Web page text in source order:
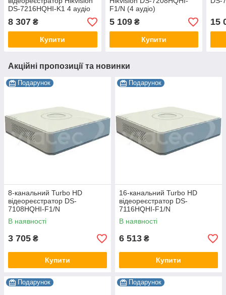
DS-7216HQHI-K1 4 аудіо
8 307 ₴
Купити
F1/N (4 аудіо)
5 109₴
Купити
15
Акційні пропозиції та новинки
Подарунок
8-канальний Turbo HD
відеореєстратор DS-
7108HQHI-F1/N
В наявності
3 705 ₴
Купити
Подарунок
16-канальний Turbo HD
відеореєстратор DS-
7116HQHI-F1/N
В наявності
6 513 ₴
Купити
Подарунок Подарунок